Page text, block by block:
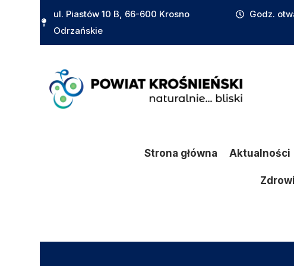
treściul. Piastów 10 B, 66-600 Krosno
Odrzańskie
Godz.
Strona główna Aktualności